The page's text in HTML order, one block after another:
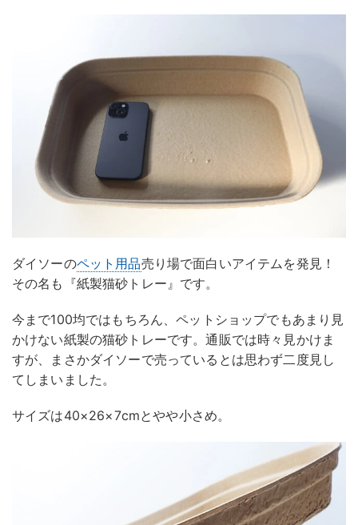
ダイソーのペット用品売り場で面白いアイテムを発見！
その名も『紙製猫砂トレー』です。
今まで100均ではもちろん、ペットショップでもあまり見
かけない紙製の猫砂トレーです。通販では時々見かけま
すが、まさかダイソーで売っているとは思わず二度見し
てしまいました。
サイズは40×26×7cmとやや小さめ。